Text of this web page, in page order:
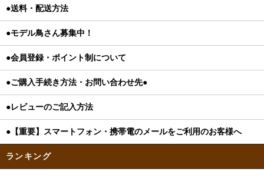
●送料・配送方法
●モデル鳥さん募集中！
●会員登録・ポイント制について
●ご購入手続き方法・お問い合わせ先●
●レビューのご記入方法
●【重要】スマートフォン・携帯電のメールをご利用のお客様へ
ランキング